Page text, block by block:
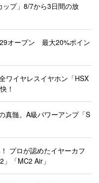
プ」8/7から3日間の放
29オープン 最大20%ポイン
ワイヤレスイヤホン「HSX
！
真髄。A級パワーアンプ「S
プロが認めたイヤーカフ
「MC2 Air」